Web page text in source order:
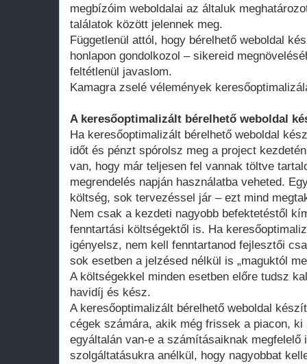
megbízóim weboldalai az általuk
találatok között jelennek meg.
Függetlenül attól, hogy bérelhető weboldal
honlapon gondolkozol – sikereid
feltétlenül javaslom.
Kamagra zselé vélemények
A keresőoptimalizált bérelhető weboldal
Ha keresőoptimalizált bérelhető weboldal
időt és pénzt spórolsz meg a project
van, hogy már teljesen fel vannak töltve
megrendelés napján használatba veheted.
költség, sok tervezéssel jár – ezt mind
Nem csak a kezdeti nagyobb befektetéstől
fenntartási költségektől is. Ha
igényelsz, nem kell fenntartanod fejlesztői
sok esetben a jelzésed nélkül is „maguktól
A költségekkel minden esetben előre tudsz
havidíj és kész.
A keresőoptimalizált bérelhető weboldal
cégek számára, akik még frissek a piacon, ki
egyáltalán van-e a számításaiknak megfelelő
szolgáltatásukra anélkül, hogy nagyobbat